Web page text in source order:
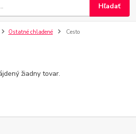
Hľadať
Ostatné chladené Cesto
žiadny tovar.